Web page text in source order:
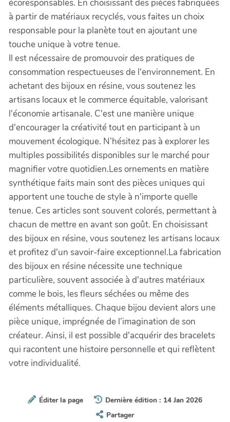
écoresponsables. En choisissant des pièces fabriquées
à partir de matériaux recyclés, vous faites un choix
responsable pour la planète tout en ajoutant une
touche unique à votre tenue.
Il est nécessaire de promouvoir des pratiques de
consommation respectueuses de l'environnement. En
achetant des bijoux en résine, vous soutenez les
artisans locaux et le commerce équitable, valorisant
l'économie artisanale. C'est une manière unique
d'encourager la créativité tout en participant à un
mouvement écologique. N’hésitez pas à explorer les
multiples possibilités disponibles sur le marché pour
magnifier votre quotidien.Les ornements en matière
synthétique faits main sont des pièces uniques qui
apportent une touche de style à n'importe quelle
tenue. Ces articles sont souvent colorés, permettant à
chacun de mettre en avant son goût. En choisissant
des bijoux en résine, vous soutenez les artisans locaux
et profitez d'un savoir-faire exceptionnel.La fabrication
des bijoux en résine nécessite une technique
particulière, souvent associée à d'autres matériaux
comme le bois, les fleurs séchées ou même des
éléments métalliques. Chaque bijou devient alors une
pièce unique, imprégnée de l’imagination de son
créateur. Ainsi, il est possible d'acquérir des bracelets
qui racontent une histoire personnelle et qui reflètent
votre individualité.
Éditer la page
Dernière édition : 14 Jan 2026
Partager